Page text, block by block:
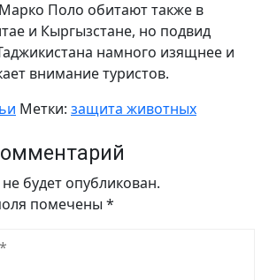
Поло обитают также в
и Кыргызстане, но подвид
намного изящнее и
внимание туристов.
Метки: защита животных
будет опубликован.
помечены *